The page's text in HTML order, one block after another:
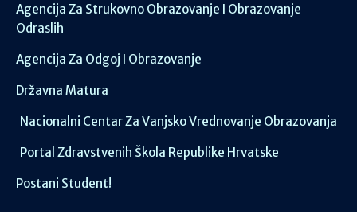
Agencija Za Strukovno Obrazovanje I Obrazovanje
Odraslih
Agencija Za Odgoj I Obrazovanje
Državna Matura
Nacionalni Centar Za Vanjsko Vrednovanje Obrazovanja
Portal Zdravstvenih Škola Republike Hrvatske
Postani Student!